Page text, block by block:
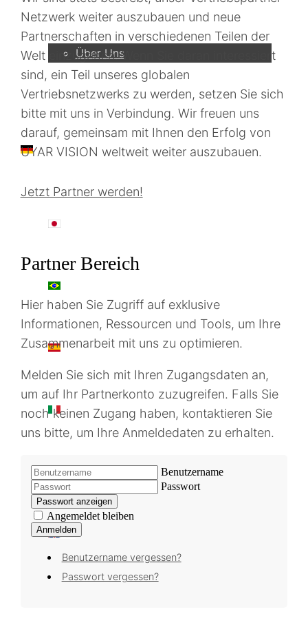
Unternehmen
Über Uns
DE
日本語
PT
ES
IT
FR
EN
Netzwerk weiter auszubauen und neue
Partnerschaften in verschiedenen Teilen der
Welt einzugehen. Wenn Sie daran interessiert
sind, ein Teil unseres globalen
Vertriebsnetzwerks zu werden, setzen Sie sich
bitte mit uns in Verbindung. Wir freuen uns
darauf, gemeinsam mit Ihnen den Erfolg von
UYAR VISION weltweit weiter auszubauen.
Jetzt Partner werden!
Partner Bereich
Hier haben Sie Zugriff auf exklusive
Informationen, Ressourcen und Tools, um Ihre
Zusammenarbeit mit uns zu optimieren.
Melden Sie sich mit Ihren Zugangsdaten an,
um auf Ihr Partnerkonto zuzugreifen. Falls Sie
noch keinen Zugang haben, kontaktieren Sie
uns bitte, um Ihre Anmeldedaten zu erhalten.
Benutzername
Passwort
Passwort anzeigen
Angemeldet bleiben
Anmelden
Benutzername vergessen?
Passwort vergessen?